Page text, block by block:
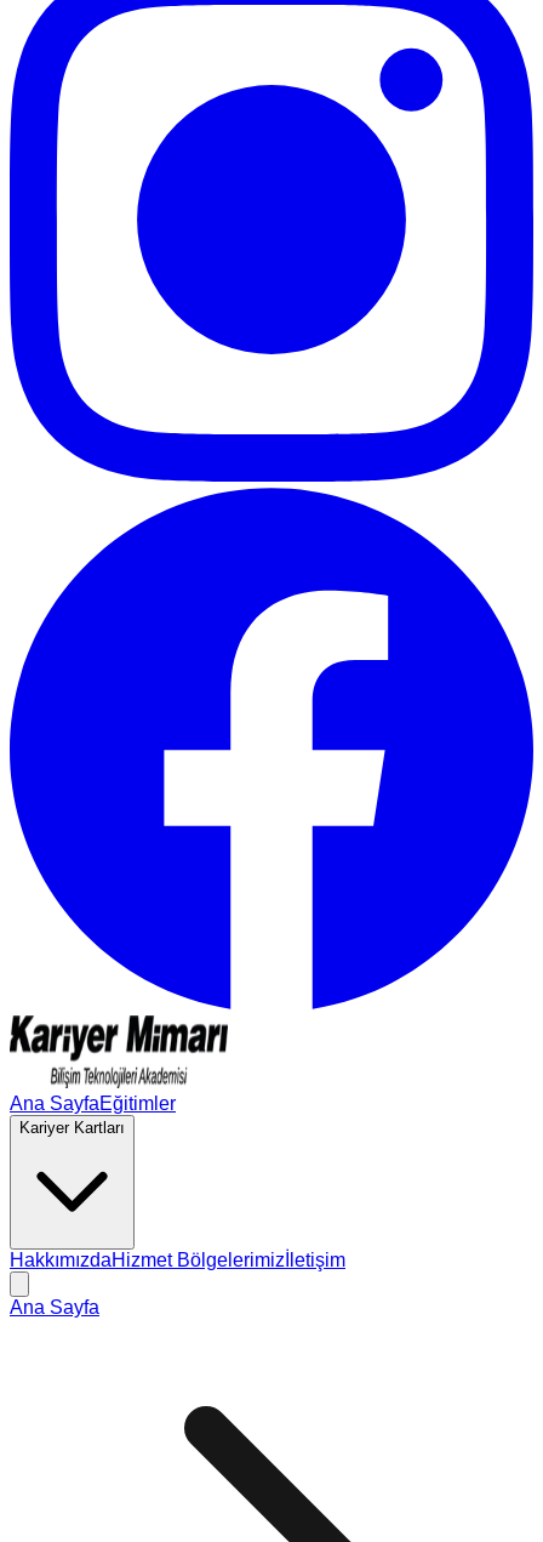
Ana SayfaEğitimler
Kariyer Kartları
HakkımızdaHizmet Bölgelerimiz İletişim
Ana Sayfa